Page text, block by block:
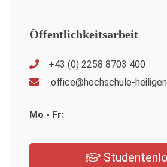
Öffentlichkeitsarbeit
+43 (0) 2258 8703 400
office@hochschule-
Mo - Fr: